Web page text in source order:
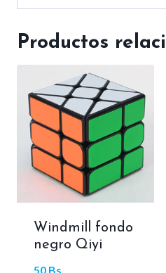
Productos
Windmill fondo
negro Qiyi
50 Bs.